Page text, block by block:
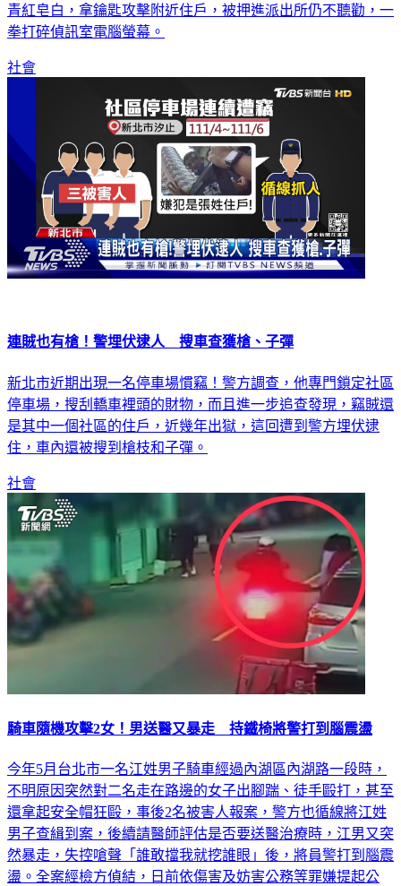
青紅皂白，拿鑰匙攻擊附近住戶，被押進派出所仍不聽勸，一
拳打碎偵訊室電腦螢幕。
社會
連賊也有槍！警埋伏逮人 搜車查獲槍、子彈
新北市近期出現一名停車場慣竊！警方調查，他專門鎖定社區
停車場，搜刮轎車裡頭的財物，而且進一步追查發現，竊賊還
是其中一個社區的住戶，近幾年出獄，這回遭到警方埋伏逮
住，車內還被搜到槍枝和子彈。
社會
騎車隨機攻擊2女！男送醫又暴走 持鐵椅將警打到腦震盪
今年5月台北市一名江姓男子騎車經過內湖區內湖路一段時，
不明原因突然對二名走在路邊的女子出腳踹、徒手毆打，甚至
還拿起安全帽狂毆，事後2名被害人報案，警方也循線將江姓
男子查緝到案，後續請醫師評估是否要送醫治療時，江男又突
然暴走，失控嗆聲「誰敢擋我就挖誰眼」後，將員警打到腦震
盪。全案經檢方偵結，日前依傷害及妨害公務等罪嫌提起公